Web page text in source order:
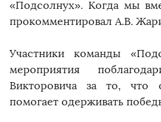
«Подсолнух». Когда мы
прокомментировал А.В.
Участники команды
мероприятия
Викторовича за то,
помогает одерживать